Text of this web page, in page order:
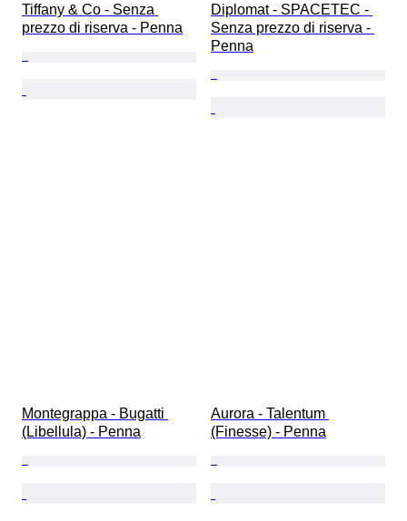
Tiffany & Co - Senza
prezzo di riserva - Penna
Diplomat - SPACETEC -
Senza prezzo di riserva -
Penna
Montegrappa - Bugatti
(Libellula) - Penna
Aurora - Talentum
(Finesse) - Penna